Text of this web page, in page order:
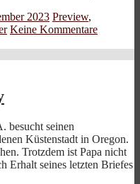
2023 Preview,
Keine Kommentare
besucht seinen
Küstenstadt in Oregon.
Trotzdem ist Papa nicht
Erhalt seines letzten Briefes